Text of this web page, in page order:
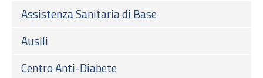
Assistenza Sanitaria di Base
Ausili
Centro Anti-Diabete